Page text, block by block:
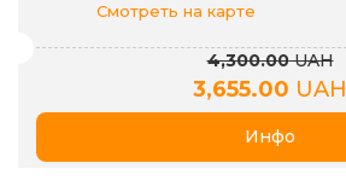
Смотреть на карте
4,300.00UAH
3,655.00 UAH
Инфо